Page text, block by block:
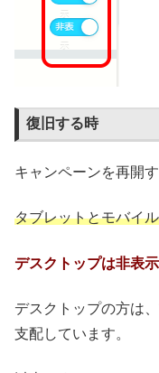
復旧する時
キャンペーンを再開す
タブレットとモバイ
デスクトップは非表示
デスクトップの方は
支配しています。